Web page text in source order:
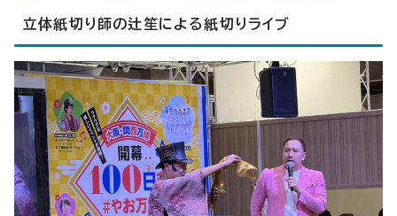
立体紙切り師の辻笙による紙切りライブ